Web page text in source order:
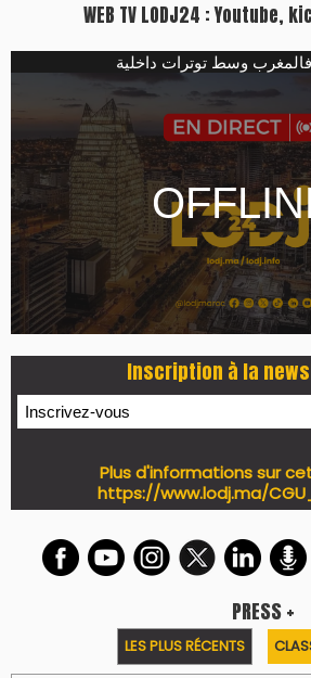
WEB TV LODJ24 : Youtube,
وسط توترات داخلية
Inscription à la
Plus d'informations sur
https://www.lodj.ma/
PRESS +
LES PLUS RÉCENTS